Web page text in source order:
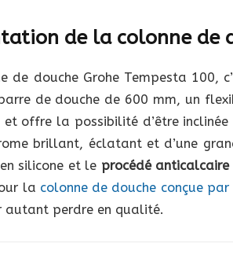
de la colonne de
de douche Grohe Tempesta 100,
de douche de 600 mm, un
offre la possibilité d’être inclinée
brillant, éclatant et d’une
en silicone et le procédé anticalcaire
la colonne de douche conçue par
autant perdre en qualité.